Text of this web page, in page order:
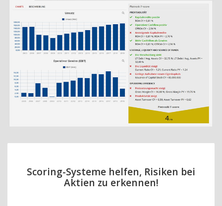
Scoring-Systeme helfen, Risiken bei
Aktien zu erkennen!